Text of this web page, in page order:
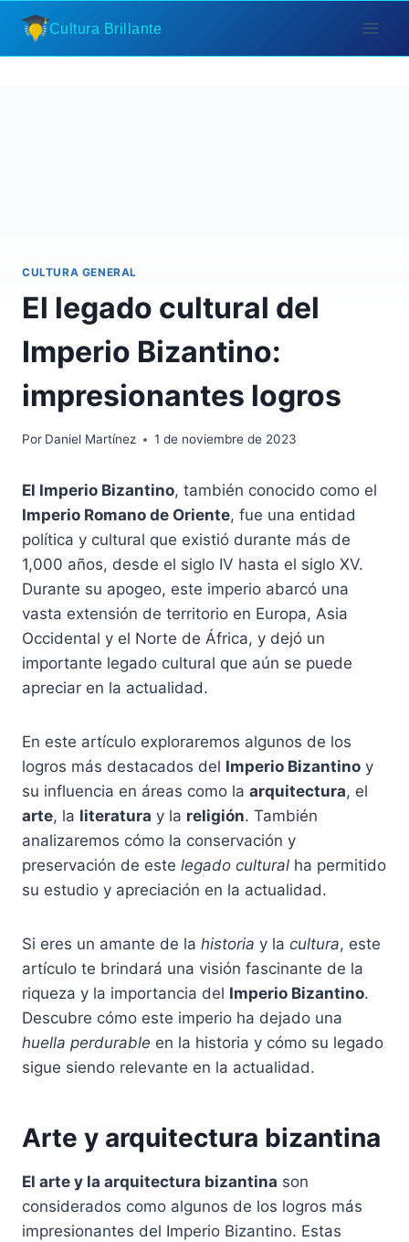
Saltar
contenido
Cultura Brillante
CULTURA GENERAL
El legado cultural del
Imperio Bizantino:
impresionantes logros
Por Daniel Martínez 1 de noviembre de 2023
El Imperio Bizantino, también conocido como el
Imperio Romano de Oriente, fue una entidad
política y cultural que existió durante más de
1,000 años, desde el siglo IV hasta el siglo XV.
Durante su apogeo, este imperio abarcó una
vasta extensión de territorio en Europa, Asia
Occidental y el Norte de África, y dejó un
importante legado cultural que aún se puede
apreciar en la actualidad.
En este artículo exploraremos algunos de los
logros más destacados del Imperio Bizantino y
su influencia en áreas como la arquitectura, el
arte, la literatura y la religión. También
analizaremos cómo la conservación y
preservación de este legado cultural ha permitido
su estudio y apreciación en la actualidad.
Si eres un amante de la historia y la cultura, este
artículo te brindará una visión fascinante de la
riqueza y la importancia del Imperio Bizantino.
Descubre cómo este imperio ha dejado una
huella perdurable en la historia y cómo su legado
sigue siendo relevante en la actualidad.
Arte y arquitectura bizantina
El arte y la arquitectura bizantina son
considerados como algunos de los logros más
impresionantes del Imperio Bizantino. Estas